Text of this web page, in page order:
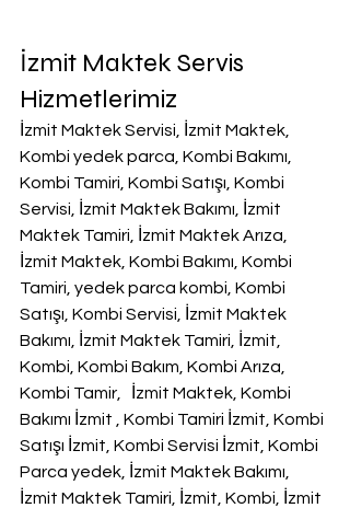
İzmit Maktek Servis
Hizmetlerimiz
İzmit Maktek Servisi, İzmit Maktek,
Kombi yedek parca, Kombi Bakımı,
Kombi Tamiri, Kombi Satışı, Kombi
Servisi, İzmit Maktek Bakımı, İzmit
Maktek Tamiri, İzmit Maktek Arıza,
İzmit Maktek, Kombi Bakımı, Kombi
Tamiri, yedek parca kombi, Kombi
Satışı, Kombi Servisi, İzmit Maktek
Bakımı, İzmit Maktek Tamiri, İzmit,
Kombi, Kombi Bakım, Kombi Arıza,
Kombi Tamir,   İzmit Maktek, Kombi
Bakımı İzmit , Kombi Tamiri İzmit, Kombi
Satışı İzmit, Kombi Servisi İzmit, Kombi
Parca yedek, İzmit Maktek Bakımı,
İzmit Maktek Tamiri, İzmit, Kombi, İzmit